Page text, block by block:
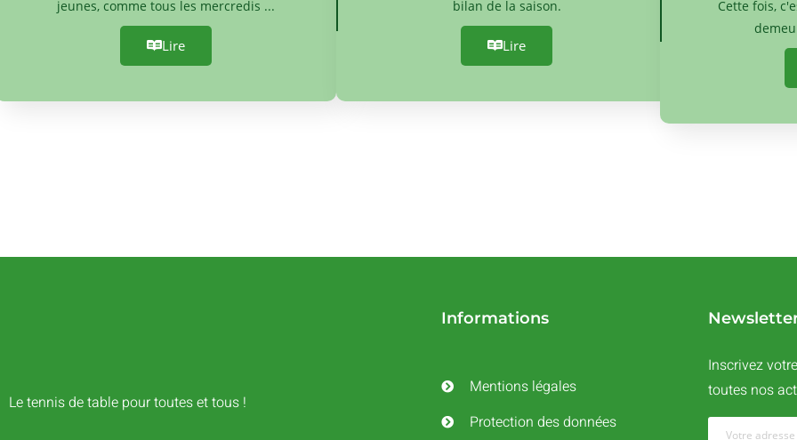
jeunes, comme tous les mercredis ...
Lire
bilan de la saison.
Lire
Cette fois,
Le tennis de table pour toutes et tous !
Informations
Mentions légales
Protection des données
Inscrivez
toutes nos